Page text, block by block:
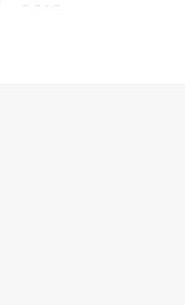
2.0
в 2022 году
по образу
сувенир для
застежка